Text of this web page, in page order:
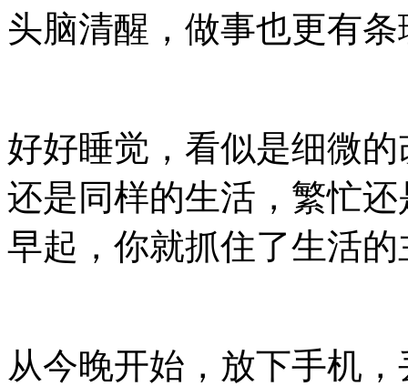
头脑清醒，做事也更有条
好好睡觉，看似是细微
还是同样的生活，繁忙
早起，你就抓住了生活
从今晚开始，放下手机